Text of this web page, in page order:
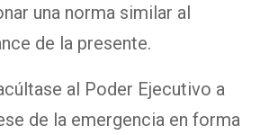
una norma similar al
de la presente.
al Poder Ejecutivo a
de la emergencia en forma